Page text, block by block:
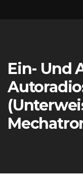
Ein- Und